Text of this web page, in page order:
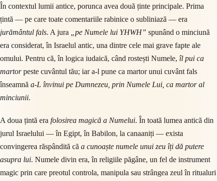
În contextul lumii antice, porunca avea două ținte principale. Prima
țintă — pe care toate comentariile rabinice o subliniază — era
jurământul fals. A jura „pe Numele lui YHWH” spunând o minciună
era considerat, în Israelul antic, una dintre cele mai grave fapte ale
omului. Pentru că, în logica iudaică, când rostești Numele, îl pui ca
martorpeste cuvântul tău; iar a-l pune ca martor unui cuvânt fals
înseamnă a-L învinui pe Dumnezeu, prin Numele Lui, ca martor al
minciunii.
A doua țintă era folosirea magică a Numelui. În toată lumea antică din
jurul Israelului — în Egipt, în Babilon, la canaaniți — exista
convingerea răspândită că a cunoaște numele unui zeu îți dă putere
asupra lui. Numele divin era, în religiile păgâne, un fel de instrument
magic prin care preotul controla, manipula sau strângea zeul în ritualuri